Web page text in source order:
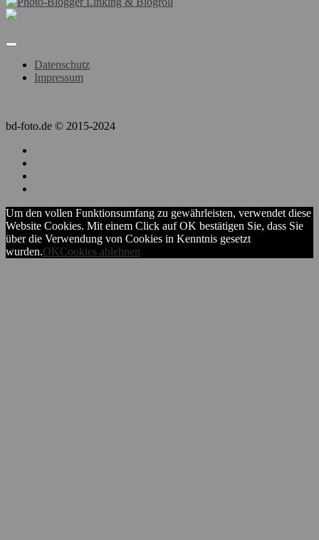
Datenschutz
Impressum
bd-foto.de © 2015-2024
Um den vollen Funktionsumfang zu gewährleisten, verwendet diese
Website Cookies. Mit einem Click auf OK bestätigen Sie, dass Sie
über die Verwendung von Cookies in Kenntnis gesetzt
wurden.OKCookies ablehnen